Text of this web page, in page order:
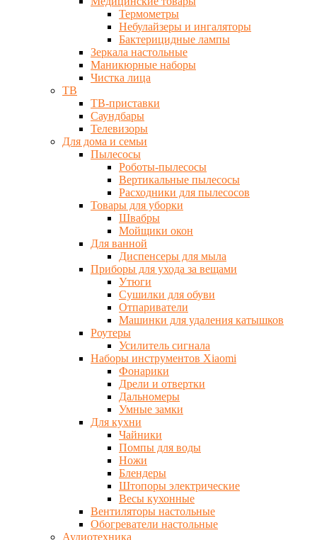
Термометры
Небулайзеры и ингаляторы
Бактерицидные лампы
Зеркала настольные
Маникюрные наборы
Чистка лица
ТВ
ТВ-приставки
Саундбары
Телевизоры
Для дома и семьи
Пылесосы
Роботы-пылесосы
Вертикальные пылесосы
Расходники для пылесосов
Товары для уборки
Швабры
Мойщики окон
Для ванной
Диспенсеры для мыла
Приборы для ухода за вещами
Утюги
Сушилки для обуви
Отпариватели
Машинки для удаления катышков
Роутеры
Усилитель сигнала
Наборы инструментов Xiaomi
Фонарики
Дрели и отвертки
Дальномеры
Умные замки
Для кухни
Чайники
Помпы для воды
Ножи
Блендеры
Штопоры электрические
Весы кухонные
Вентиляторы настольные
Обогреватели настольные
Аудиотехника